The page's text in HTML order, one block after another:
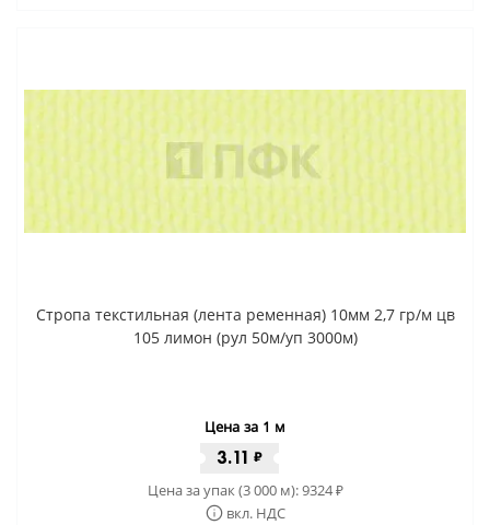
Стропа текстильная (лента ременная) 10мм 2,7 гр/м цв
105 лимон (рул 50м/уп 3000м)
Цена за 1 м
3.11 ₽
Цена за упак (3 000 м):9324₽
вкл. НДС